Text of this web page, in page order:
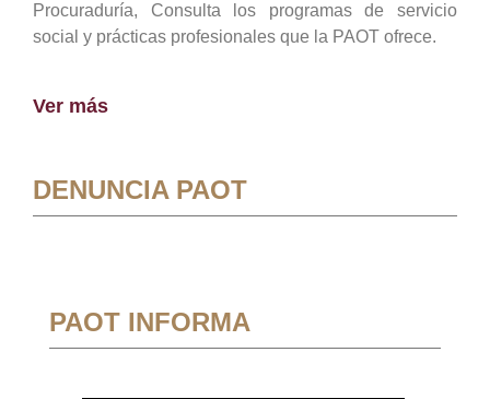
Procuraduría, Consulta los programas de servicio
social y prácticas profesionales que la PAOT ofrece.
Ver más
DENUNCIA PAOT
PAOT INFORMA